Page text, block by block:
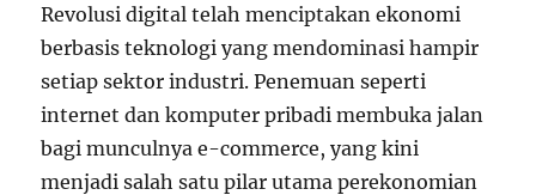
Revolusi digital telah menciptakan ekonomi
berbasis teknologi yang mendominasi hampir
setiap sektor industri. Penemuan seperti
internet dan komputer pribadi membuka jalan
bagi munculnya e-commerce, yang kini
menjadi salah satu pilar utama perekonomian